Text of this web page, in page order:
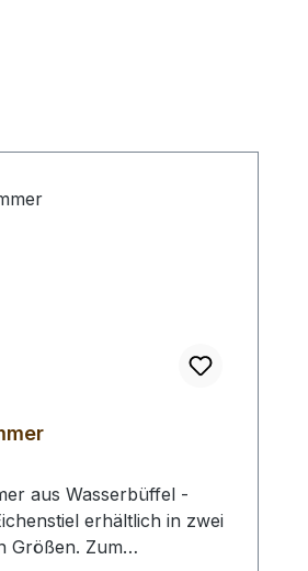
aus Wasserbüffel -
erhältlich in zwei
Größen. Zum